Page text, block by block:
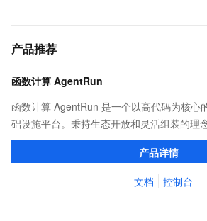
产品推荐
函数计算 AgentRun
函数计算 AgentRun 是一个以高代码为核心
础设施平台。秉持生态开放和灵活组装的理
用提供从开发、部署到运维的全生命周期管
产品详情
文档 控制台